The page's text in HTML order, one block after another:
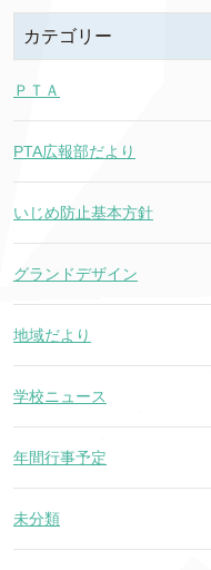
カテゴリー
ＰＴＡ
PTA広報部だより
いじめ防止基本方針
グランドデザイン
地域だより
学校ニュース
年間行事予定
未分類